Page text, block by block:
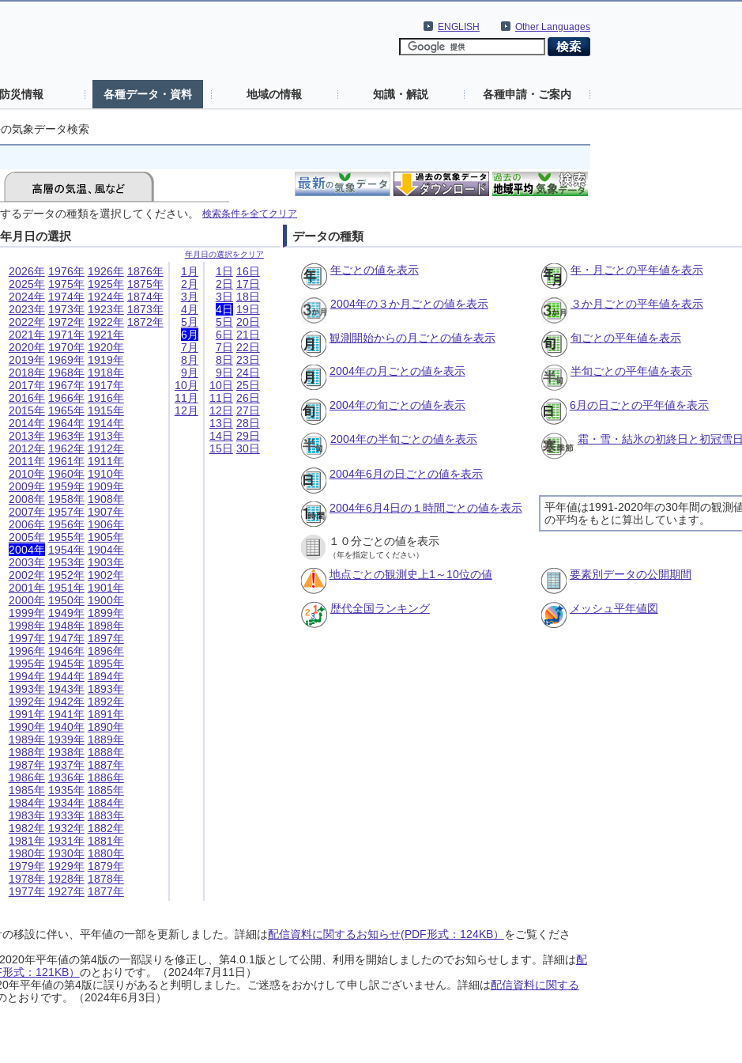
Other Languages
ENGLISH
防災情報 各種データ・資料 地域の情報 知識・解説 各種申請・ご案内
気象データ検索
るデータの種類を選択してください。 検索条件を全てクリア
年月日の選択
年月日の選択をクリア
2026年
2025年
2024年
2023年
2022年
2021年
2020年
2019年
2018年
2017年
2016年
2015年
2014年
2013年
2012年
2011年
2010年
2009年
2008年
2007年
2006年
2005年
2004年
2003年
2002年
2001年
2000年
1999年
1998年
1997年
1996年
1995年
1994年
1993年
1992年
1991年
1990年
1989年
1988年
1987年
1986年
1985年
1984年
1983年
1982年
1981年
1980年
1979年
1978年
1977年
1976年
1975年
1974年
1973年
1972年
1971年
1970年
1969年
1968年
1967年
1966年
1965年
1964年
1963年
1962年
1961年
1960年
1959年
1958年
1957年
1956年
1955年
1954年
1953年
1952年
1951年
1950年
1949年
1948年
1947年
1946年
1945年
1944年
1943年
1942年
1941年
1940年
1939年
1938年
1937年
1936年
1935年
1934年
1933年
1932年
1931年
1930年
1929年
1928年
1927年
1926年
1925年
1924年
1923年
1922年
1921年
1920年
1919年
1918年
1917年
1916年
1915年
1914年
1913年
1912年
1911年
1910年
1909年
1908年
1907年
1906年
1905年
1904年
1903年
1902年
1901年
1900年
1899年
1898年
1897年
1896年
1895年
1894年
1893年
1892年
1891年
1890年
1889年
1888年
1887年
1886年
1885年
1884年
1883年
1882年
1881年
1880年
1879年
1878年
1877年
1876年
1875年
1874年
1873年
1872年
1月
2月
3月
4月
5月
6月
7月
8月
9月
10月
11月
12月
1日
2日
3日
4日
5日
6日
7日
8日
9日
10日
11日
12日
13日
14日
15日
16日
17日
18日
19日
20日
21日
22日
23日
24日
25日
26日
27日
28日
29日
30日
データの種類
年ごとの値を表示 年・月ごとの平年値を表示
2004年の３か月ごとの値を表示 ３か月ごとの平年値を表示
観測開始からの月ごとの値を表示 旬ごとの平年値を表示
2004年の月ごとの値を表示 半旬ごとの平年値を表示
2004年の旬ごとの値を表示 6月の日ごとの平年値を表示
2004年の半旬ごとの値を表示 霜・雪・結氷の初終日と初冠雪
2004年6月の日ごとの値を表示
平年値は1991-2020年の30年間の観測
の平均をもとに算出しています。
2004年6月4日の１時間ごとの値を表示
１０分ごとの値を表示
（年を指定してください）
地点ごとの観測史上1～10位の値 要素別データの公開期間
歴代全国ランキング メッシュ平年値図
移設に伴い、平年値の一部を更新しました。詳細は配信資料に関するお知らせ(PDF形式：124KB） をご覧くださ
年平年値の第4版の一部誤りを修正し、第4.0.1版として公開、利用を開始しましたのでお知らせします。詳細は配
式：121KB） のとおりです。（2024年7月11日）
年平年値の第4版に誤りがあると判明しました。ご迷惑をおかけして申し訳ございません。詳細は配信資料に関する
とおりです。（2024年6月3日）